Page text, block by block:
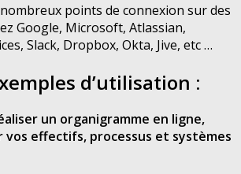
points de connexion sur des
Google, Microsoft, Atlassian,
Slack, Dropbox, Okta, Jive, etc …
d’utilisation :
un organigramme en ligne,
effectifs, processus et systèmes